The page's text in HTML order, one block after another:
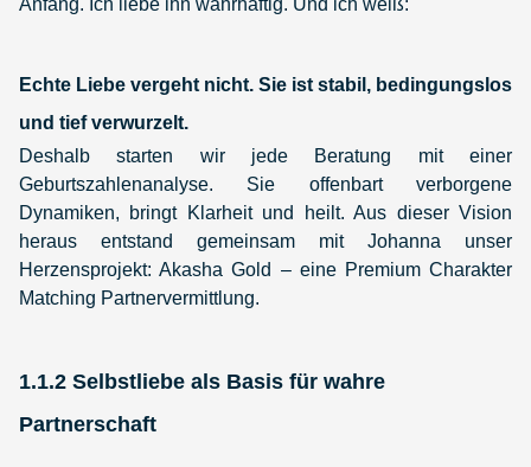
Anfang. Ich liebe ihn wahrhaftig. Und ich weiß:
Echte Liebe vergeht nicht. Sie ist stabil, bedingungslos
und tief verwurzelt.
Deshalb starten wir jede Beratung mit einer
Geburtszahlenanalyse. Sie offenbart verborgene
Dynamiken, bringt Klarheit und heilt. Aus dieser Vision
heraus entstand gemeinsam mit Johanna unser
Herzensprojekt: Akasha Gold – eine Premium Charakter
Matching Partnervermittlung.
1.1.2 Selbstliebe als Basis für wahre
Partnerschaft